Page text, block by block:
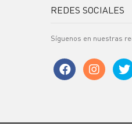
REDES SOCIALES
Síguenos en nuestras